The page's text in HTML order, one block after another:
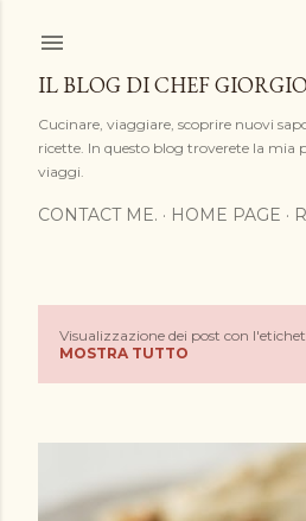
IL BLOG DI CHEF
Cucinare, viaggiare, scoprire nuovi
ricette. In questo blog troverete la mia
viaggi.
CONTACT ME. HOME PAGE
s
t
Visualizzazione dei post con
MOSTRA TUTTO